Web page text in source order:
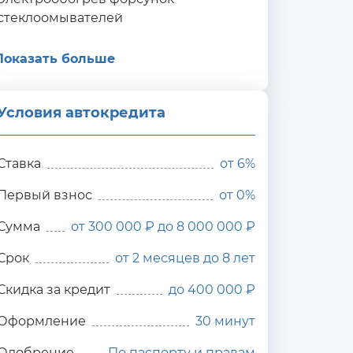
больше
автокредита
от 6%
взнос от 0%
от 300 000 ₽ до 8 000 000 ₽
от 2 месяцев до 8 лет
за кредит до 400 000 ₽
30 минут